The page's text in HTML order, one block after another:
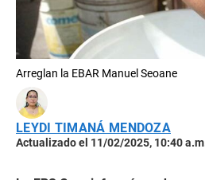
Arreglan la EBAR Manuel Seoane
LEYDI TIMANÁ MENDOZA
Actualizado el 11/02/2025, 10:40